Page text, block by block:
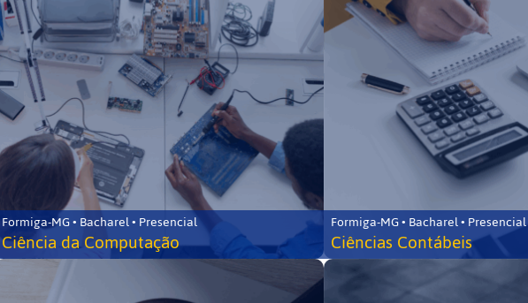
Formiga-MG • Bacharel • Presencial
Ciência da Computação
Formiga-MG • Bacharel • Presencial
Ciências Contábeis